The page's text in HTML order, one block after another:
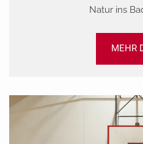
Natur ins
MEHR